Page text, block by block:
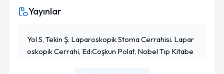
Yayınlar
Yol S, Tekin Ş. Laparoskopik Stoma Cerrahisi. Lapar
Oskopik Cerrahi, Ed:Coşkun Polat, Nobel Tıp Kitabe